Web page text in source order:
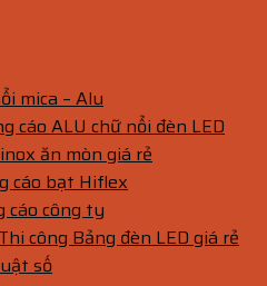
mica – Alu
cáo ALU chữ nổi đèn LED
ăn mòn giá rẻ
cáo bạt Hiflex
cáo công ty
công Bảng đèn LED giá rẻ
số